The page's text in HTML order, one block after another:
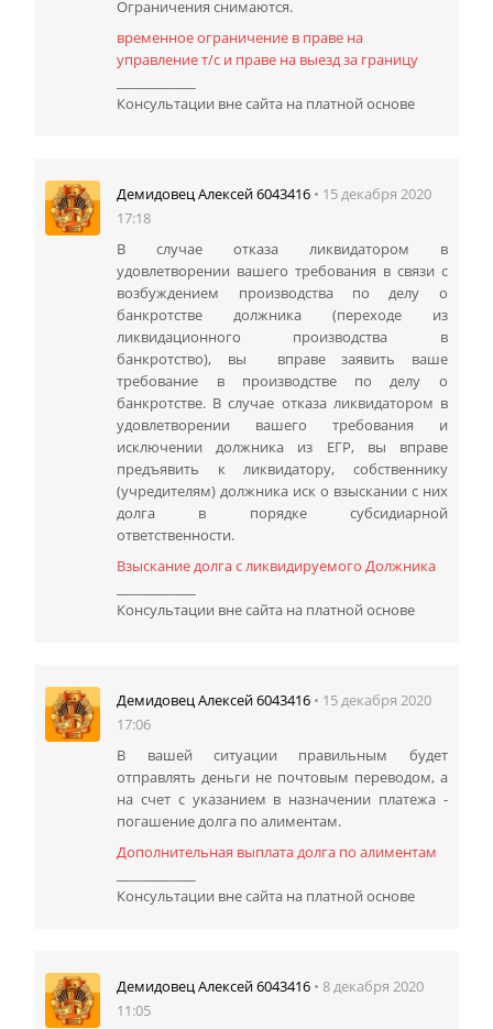
Ограничения снимаются.
временное ограничение в праве на
управление т/с и праве на выезд за границу
Консультации вне сайта на платной основе
Демидовец Алексей 6043416 • 15 декабря 2020
17:18
В случае отказа ликвидатором в
удовлетворении вашего требования в связи с
возбуждением производства по делу о
банкротстве должника (переходе из
ликвидационного производства в
банкротство), вы вправе заявить ваше
требование в производстве по делу о
банкротстве. В случае отказа ликвидатором в
удовлетворении вашего требования и
исключении должника из ЕГР, вы вправе
предъявить к ликвидатору, собственнику
(учредителям) должника иск о взыскании с них
долга в порядке субсидиарной
ответственности.
Взыскание долга с ликвидируемого Должника
Консультации вне сайта на платной основе
Демидовец Алексей 6043416 • 15 декабря 2020
17:06
В вашей ситуации правильным будет
отправлять деньги не почтовым переводом, а
на счет с указанием в назначении платежа -
погашение долга по алиментам.
Дополнительная выплата долга по алиментам
Консультации вне сайта на платной основе
Демидовец Алексей 6043416 • 8 декабря 2020
11:05